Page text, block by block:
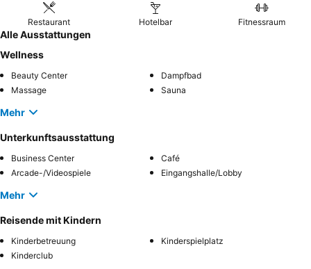
Restaurant Hotelbar Fitnessraum
Alle Ausstattungen
Wellness
Beauty Center
Dampfbad
Massage
Sauna
Mehr
Unterkunftsausstattung
Business Center
Café
Arcade-/Videospiele
Eingangshalle/Lobby
Mehr
Reisende mit Kindern
Kinderbetreuung
Kinderspielplatz
Kinderclub